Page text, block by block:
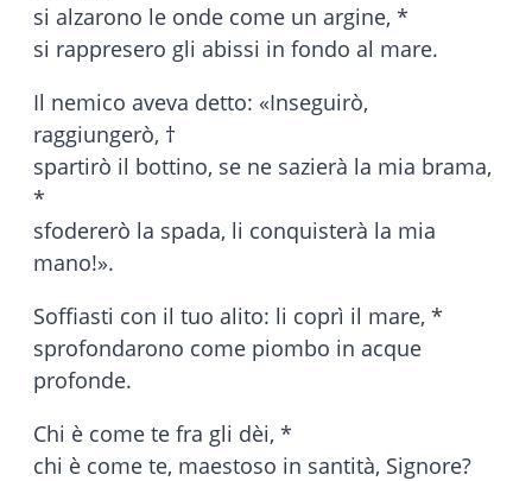
si alzarono le onde come un argine, *
si rappresero gli abissi in fondo al mare.
Il nemico aveva detto: «Inseguirò,
raggiungerò, †
spartirò il bottino, se ne sazierà la mia brama,
*
sfodererò la spada, li conquisterà la mia
mano!».
Soffiasti con il tuo alito: li coprì il mare, *
sprofondarono come piombo in acque
profonde.
Chi è come te fra gli dèi, *
chi è come te, maestoso in santità, Signore?